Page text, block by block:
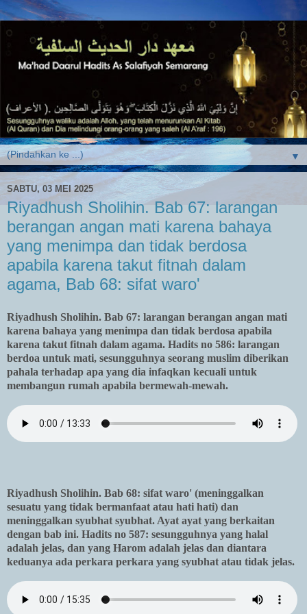
▼
SABTU, 03 MEI 2025
Riyadhush Sholihin. Bab 67: larangan
berangan angan mati karena bahaya
yang menimpa dan tidak berdosa
apabila karena takut fitnah dalam
agama, Bab 68: sifat waro'
Riyadhush Sholihin. Bab 67: larangan berangan angan mati
karena bahaya yang menimpa dan tidak berdosa apabila
karena takut fitnah dalam agama. Hadits no 586: larangan
berdoa untuk mati, sesungguhnya seorang muslim diberikan
pahala terhadap apa yang dia infaqkan kecuali untuk
membangun rumah apabila bermewah-mewah.
Riyadhush Sholihin. Bab 68: sifat waro' (meninggalkan
sesuatu yang tidak bermanfaat atau hati hati) dan
meninggalkan syubhat syubhat. Ayat ayat yang berkaitan
dengan bab ini. Hadits no 587: sesungguhnya yang halal
adalah jelas, dan yang Harom adalah jelas dan diantara
keduanya ada perkara perkara yang syubhat atau tidak jelas.